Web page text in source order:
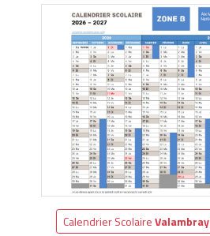
Calendrier ScolaireValambray